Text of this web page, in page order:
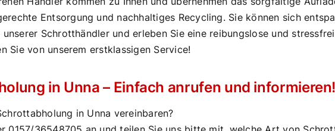
Entsorgung und nachhaltiges Recycling. Sie können sich
Schrotthändler und erleben Sie eine reibungslose und
Sie von unserem erstklassigen Service!
in Unna – Einfach anrufen und informieren!
in Unna vereinbaren?